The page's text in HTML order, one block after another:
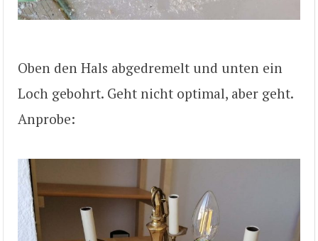
Oben den Hals abgedremelt und unten ein
Loch gebohrt. Geht nicht optimal, aber geht.
Anprobe: